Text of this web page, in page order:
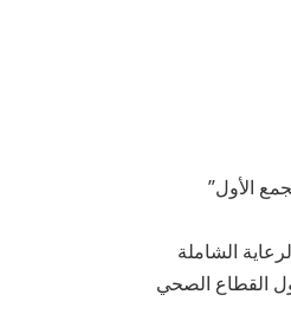
“التجمع الأول”
الشاملة
القطاع الصحي